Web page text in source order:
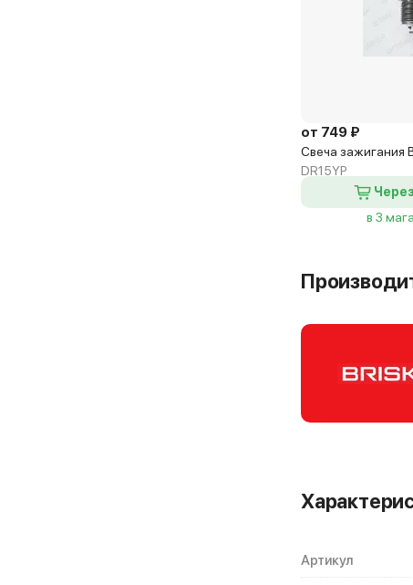
от 749 ₽
Свеча зажигания
DR15YP
в 3
Артикул